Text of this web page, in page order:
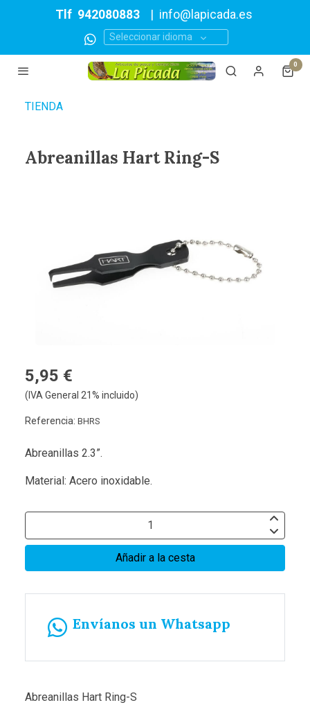
Tlf 942080883 info@lapicada.es
Seleccionar idioma
0
TIENDA
Abreanillas Hart Ring-S
5,95 €
(IVA General 21% incluido)
Referencia: BHRS
Abreanillas 2.3”.
Material: Acero inoxidable.
Añadir a la cesta
Envíanos un Whatsapp
Abreanillas Hart Ring-S